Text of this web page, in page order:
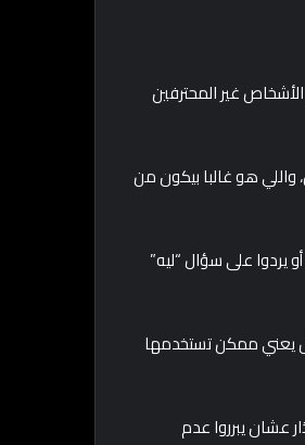
بس الأشخاص غير المحترفين
هو غالبا بيكون من
على سؤال “ليه”
يعني ممكن تستخدمها
عشان يبرروا عدم